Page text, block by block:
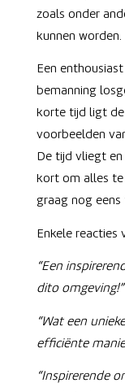
zoals onder
kunnen worden.
Een
bemanning
korte tijd ligt de
voorbeelden
De tijd vliegt
kort om alles te
graag nog eens
Enkele reacties
“Een
dito omgeving!”
“Wat een
efficiënte
“Inspirerende